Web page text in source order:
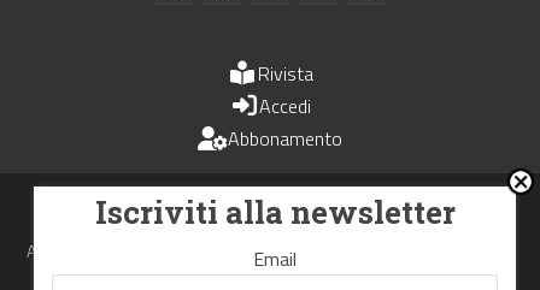
Rivista
Accedi
Abbonamento
Uomini e Trasporti è un periodico associato all'Unione Stampa
Periodica Italiana - USPI
Autorizzazione del Tribunale di Bologna N.4993 del 15 giugno 1982
Webdesign made inNowhere
Iscriviti alla newsletter
Email